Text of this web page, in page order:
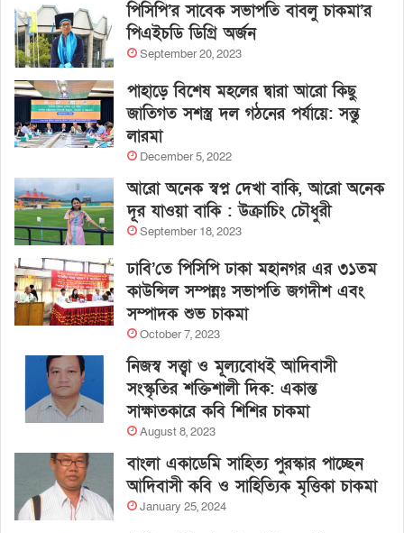
পিসিপি’র সাবেক সভাপতি বাবলু চাকমা’র
পিএইচডি ডিগ্রি অর্জন
September 20, 2023
পাহাড়ে বিশেষ মহলের দ্বারা আরো কিছু
জাতিগত সশস্ত্র দল গঠনের পর্যায়ে: সন্তু
লারমা
December 5, 2022
আরো অনেক স্বপ্ন দেখা বাকি, আরো অনেক
দূর যাওয়া বাকি : উক্রাচিং চৌধুরী
September 18, 2023
ঢাবি’তে পিসিপি ঢাকা মহানগর এর ৩১তম
কাউন্সিল সম্পন্নঃ সভাপতি জগদীশ এবং
সম্পাদক শুভ চাকমা
October 7, 2023
নিজস্ব সত্ত্বা ও মূল্যবোধই আদিবাসী
সংস্কৃতির শক্তিশালী দিক: একান্ত
সাক্ষাতকারে কবি শিশির চাকমা
August 8, 2023
বাংলা একাডেমি সাহিত্য পুরস্কার পাচ্ছেন
আদিবাসী কবি ও সাহিত্যিক মৃত্তিকা চাকমা
January 25, 2024